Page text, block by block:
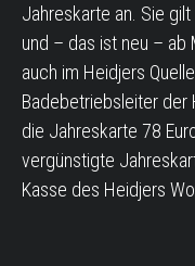
Jahreskarte an. Sie
und – das ist neu – ab
auch im Heidjers
Badebetriebsleiter
die Jahreskarte 78
vergünstigte
Kasse des Heidjers